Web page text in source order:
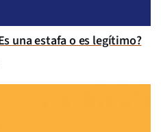
una estafa o es legítimo?